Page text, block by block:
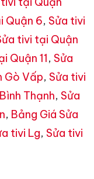
Quận 6, Sửa tivi
tivi tại Quận
Quận 11, Sửa
Gò Vấp, Sửa tivi
Thạnh, Sửa
, Bảng Giá Sửa
tivi Lg, Sửa tivi